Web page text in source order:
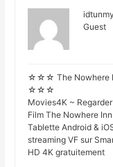
Guest
☆☆☆ The Nowhere
☆☆☆
Movies4K ~
Film The Nowhere
Tablette Android &
streaming VF sur
HD 4K gratuitement